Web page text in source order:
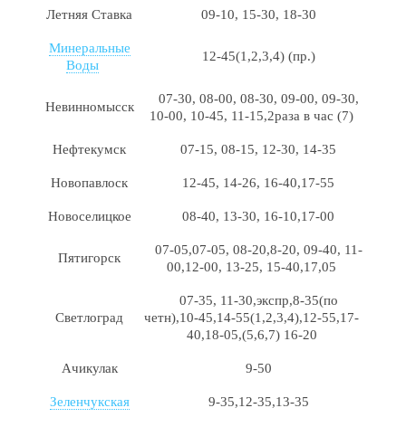
Летняя Ставка 09-10, 15-30, 18-30
Минеральные
Воды
12-45(1,2,3,4) (пр.)
Невинномысск
07-30, 08-00, 08-30, 09-00, 09-30,
10-00, 10-45, 11-15,2раза в час (7)
Нефтекумск 07-15, 08-15, 12-30, 14-35
Новопавлоск 12-45, 14-26, 16-40,17-55
Новоселицкое 08-40, 13-30, 16-10,17-00
Пятигорск
07-05,07-05, 08-20,8-20, 09-40, 11-
00,12-00, 13-25, 15-40,17,05
Светлоград
07-35, 11-30,экспр,8-35(по
четн),10-45,14-55(1,2,3,4),12-55,17-
40,18-05,(5,6,7) 16-20
Ачикулак 9-50
Зеленчукская 9-35,12-35,13-35